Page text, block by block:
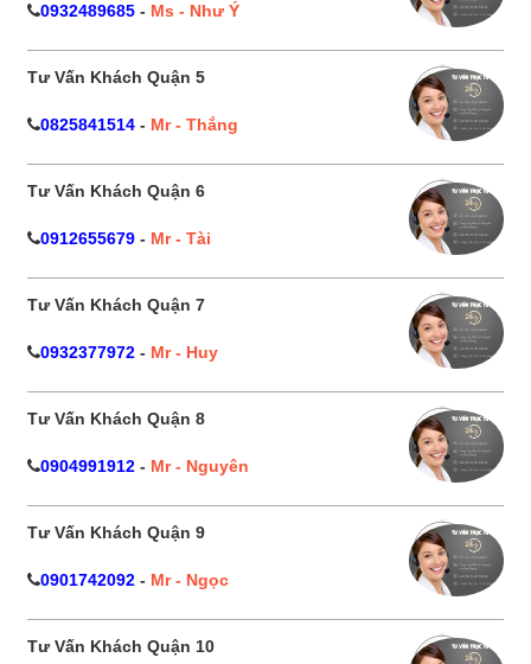
0932489685 - Ms - Như Ý
Tư Vấn Khách Quận 5
0825841514 - Mr - Thắng
Tư Vấn Khách Quận 6
0912655679 - Mr - Tài
Tư Vấn Khách Quận 7
0932377972 - Mr - Huy
Tư Vấn Khách Quận 8
0904991912 - Mr - Nguyên
Tư Vấn Khách Quận 9
0901742092 - Mr - Ngọc
Tư Vấn Khách Quận 10